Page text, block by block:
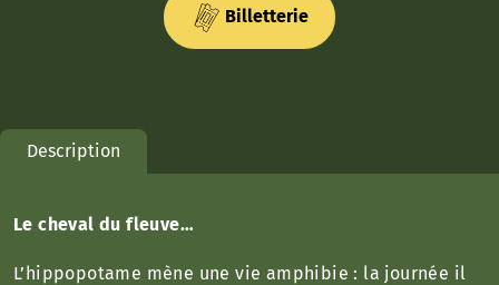
Billetterie
Description
Le cheval du fleuve…
L’hippopotame mène une vie amphibie : la journée il